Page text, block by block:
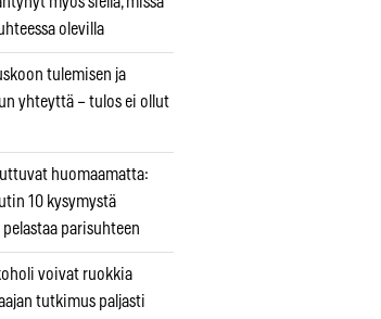
olevilla
tulemisen ja
yhteyttä – tulos ei ollut
huomaamatta:
10 kysymystä
parisuhteen
voivat ruokkia
tutkimus paljasti